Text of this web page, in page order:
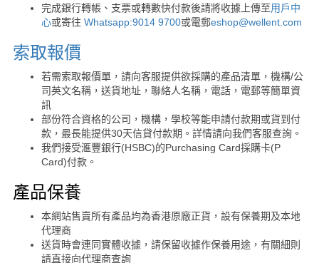
完成銀行轉帳、支票或轉數快付款後請將收據上傳至用戶中
心或寄往 Whatsapp:9014 9700或電郵eshop@wellent.com
索取報價
若需索取報價單，請向客服提供欲採購的產品清單，機構/公
司英文名稱，送貨地址，聯絡人名稱，電話，電郵等簡單資
訊
部份符合資格的公司，機構，學校等能申請付款期或貨到付
款，最長能提供30天信貸付款期。詳情請向我們客服查詢。
我們接受滙豐銀行(HSBC)的Purchasing Card採購卡(P
Card)付款。
產品保養
本網站售賣所有產品均為香港原廠正貨，設有保養期及本地
代理商
送貨時會連同實體收據，請保留收據作保養用途，有關細則
請直接向代理商查詢